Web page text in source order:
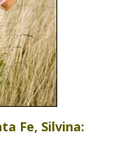
Fe, Silvina: